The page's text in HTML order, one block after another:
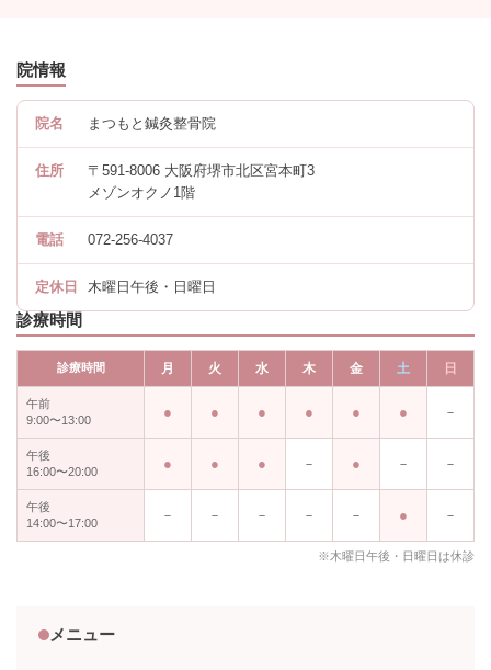
院情報
院名 まつもと鍼灸整骨院
住所
〒591-8006 大阪府堺市北区宮本町3
メゾンオクノ1階
電話 072-256-4037
定休日 木曜日午後・日曜日
診療時間
診療時間 月 火 水 木 金 土 日
午前
9:00〜13:00
－
午後
16:00〜20:00
－ － －
午後
14:00〜17:00
－ － － － － －
※木曜日午後・日曜日は休診
メニュー